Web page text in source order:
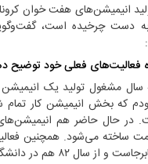
انیمیشن‌های هفت خوان
دست چرخیده است،
فعالیت‌های فعلی خود توضیح
مشغول تولید یک انیمیشن
که بخش انیمیشن کار تمام
در حال حاضر هم
ساخته می‌شود. همچنین
هم در دانشگاه سوره مشغول تدریس هستم.